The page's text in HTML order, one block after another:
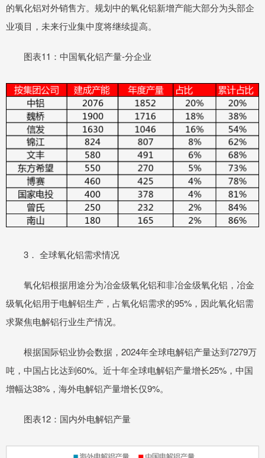
的氧化铝对外销售方。规划中的氧化铝新增产能大部分为头部企
业项目，未来行业集中度将继续提高。
图表11：中国氧化铝产量-分企业
3． 全球氧化铝需求情况
氧化铝根据用途分为冶金级氧化铝和非冶金级氧化铝，冶金
级氧化铝用于电解铝生产，占氧化铝需求的95%，因此氧化铝需
求聚焦电解铝行业生产情况。
根据国际铝业协会数据，2024年全球电解铝产量达到7279万
吨，中国占比达到60%。近十年全球电解铝产量增长25%，中国
增幅达38%，海外电解铝产量增长仅9%。
图表12：国内外电解铝产量